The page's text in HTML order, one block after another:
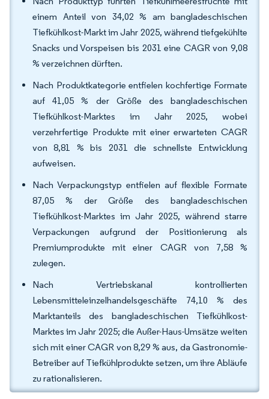
einem Anteil von 34,02 % am bangladeschischen
Tiefkühlkost-Markt im Jahr 2025, während tiefgekühlte
Snacks und Vorspeisen bis 2031 eine CAGR von 9,08
% verzeichnen dürften.
Nach Produktkategorie entfielen kochfertige Formate
auf 41,05 % der Größe des bangladeschischen
Tiefkühlkost-Marktes im Jahr 2025, wobei
verzehrfertige Produkte mit einer erwarteten CAGR
von 8,81 % bis 2031 die schnellste Entwicklung
aufweisen.
Nach Verpackungstyp entfielen auf flexible Formate
87,05 % der Größe des bangladeschischen
Tiefkühlkost-Marktes im Jahr 2025, während starre
Verpackungen aufgrund der Positionierung als
Premiumprodukte mit einer CAGR von 7,58 %
zulegen.
Nach Vertriebskanal kontrollierten
Lebensmitteleinzelhandelsgeschäfte 74,10 % des
Marktanteils des bangladeschischen Tiefkühlkost-
Marktes im Jahr 2025; die Außer-Haus-Umsätze weiten
sich mit einer CAGR von 8,29 % aus, da Gastronomie-
Betreiber auf Tiefkühlprodukte setzen, um ihre Abläufe
zu rationalisieren.